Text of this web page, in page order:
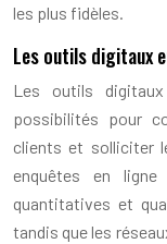
les plus fidèles.
Les outils digitaux
Les outils
possibilités pour
clients et solliciter
enquêtes en
quantitatives et
tandis que les